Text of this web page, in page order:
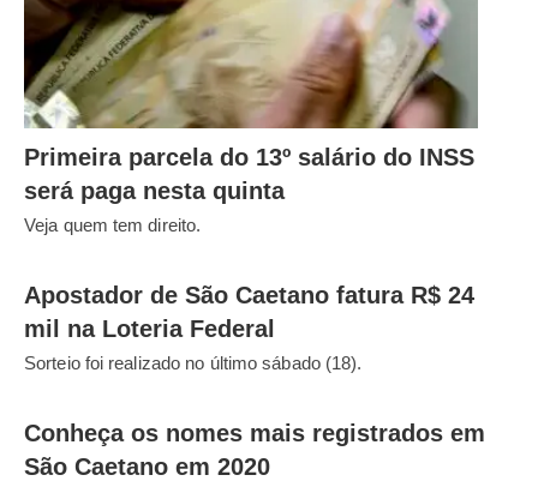
Primeira parcela do 13º salário do INSS
será paga nesta quinta
Veja quem tem direito.
Apostador de São Caetano fatura R$ 24
mil na Loteria Federal
Sorteio foi realizado no último sábado (18).
Conheça os nomes mais registrados em
São Caetano em 2020